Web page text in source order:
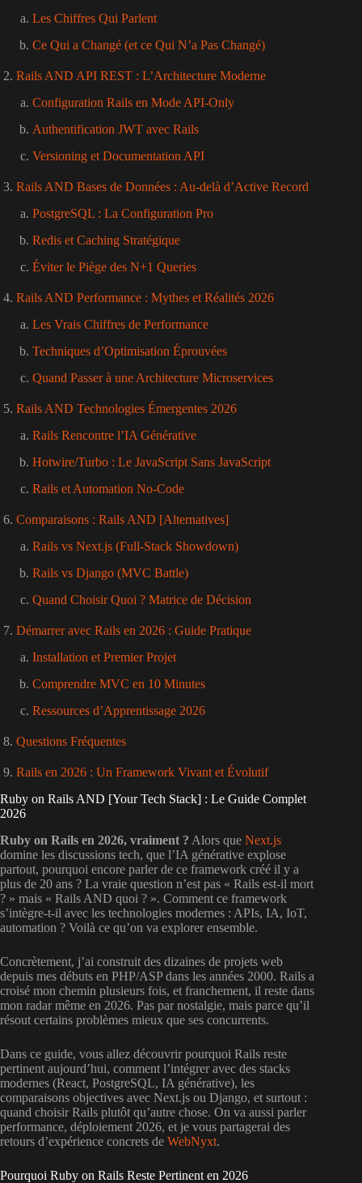
Les Chiffres Qui Parlent
Ce Qui a Changé (et ce Qui N’a Pas Changé)
Rails AND API REST : L’Architecture Moderne
Configuration Rails en Mode API-Only
Authentification JWT avec Rails
Versioning et Documentation API
Rails AND Bases de Données : Au-delà d’Active Record
PostgreSQL : La Configuration Pro
Redis et Caching Stratégique
Éviter le Piège des N+1 Queries
Rails AND Performance : Mythes et Réalités 2026
Les Vrais Chiffres de Performance
Techniques d’Optimisation Éprouvées
Quand Passer à une Architecture Microservices
Rails AND Technologies Émergentes 2026
Rails Rencontre l’IA Générative
Hotwire/Turbo : Le JavaScript Sans JavaScript
Rails et Automation No-Code
Comparaisons : Rails AND [Alternatives]
Rails vs Next.js (Full-Stack Showdown)
Rails vs Django (MVC Battle)
Quand Choisir Quoi ? Matrice de Décision
Démarrer avec Rails en 2026 : Guide Pratique
Installation et Premier Projet
Comprendre MVC en 10 Minutes
Ressources d’Apprentissage 2026
Questions Fréquentes
Rails en 2026 : Un Framework Vivant et Évolutif
Ruby on Rails AND [Your Tech Stack] : Le Guide Complet
2026
Ruby on Rails en 2026, vraiment ? Alors que Next.js
domine les discussions tech, que l’IA générative explose
partout, pourquoi encore parler de ce framework créé il y a
plus de 20 ans ? La vraie question n’est pas « Rails est-il mort
? » mais « Rails AND quoi ? ». Comment ce framework
s’intègre-t-il avec les technologies modernes : APIs, IA, IoT,
automation ? Voilà ce qu’on va explorer ensemble.
Concrètement, j’ai construit des dizaines de projets web
depuis mes débuts en PHP/ASP dans les années 2000. Rails a
croisé mon chemin plusieurs fois, et franchement, il reste dans
mon radar même en 2026. Pas par nostalgie, mais parce qu’il
résout certains problèmes mieux que ses concurrents.
Dans ce guide, vous allez découvrir pourquoi Rails reste
pertinent aujourd’hui, comment l’intégrer avec des stacks
modernes (React, PostgreSQL, IA générative), les
comparaisons objectives avec Next.js ou Django, et surtout :
quand choisir Rails plutôt qu’autre chose. On va aussi parler
performance, déploiement 2026, et je vous partagerai des
retours d’expérience concrets de WebNyxt.
Pourquoi Ruby on Rails Reste Pertinent en 2026